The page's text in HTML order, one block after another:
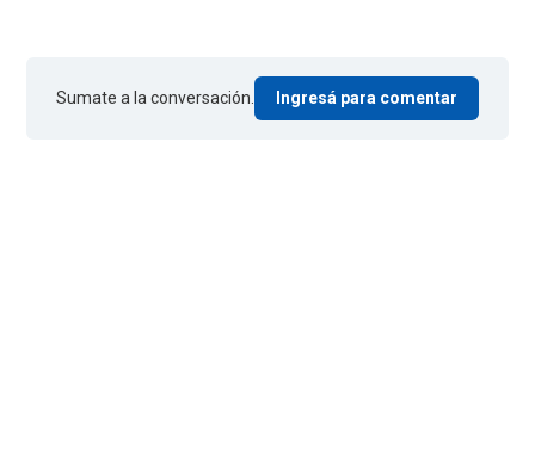
Sumate a la conversación. Ingresá para comentar